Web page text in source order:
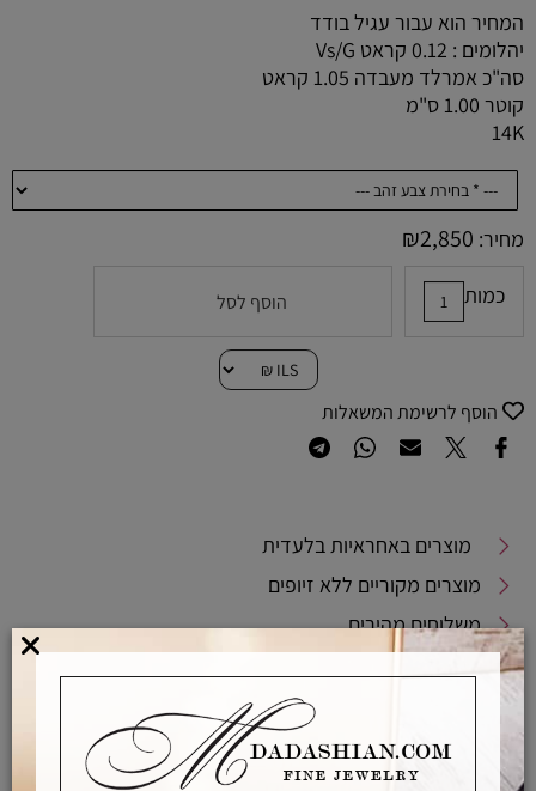
המחיר הוא עבור עגיל בודד
יהלומים : 0.12 קראט Vs/G
סה"כ אמרלד מעבדה 1.05 קראט
קוטר 1.00 ס"מ
14K
מחיר: ₪2,850
כמות הוסף לסל
הוסף לרשימת המשאלות
מוצרים באחראיות בלעדית
מוצרים מקוריים ללא זיופים
משלוחים מהירים